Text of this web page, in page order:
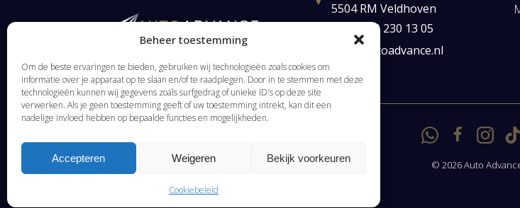
Beheer toestemming
Om de beste ervaringen te bieden, gebruiken wij technologieën zoals cookies om
informatie over je apparaat op te slaan en/of te raadplegen. Door in te stemmen met deze
technologieën kunnen wij gegevens zoals surfgedrag of unieke ID's op deze site
verwerken. Als je geen toestemming geeft of uw toestemming intrekt, kan dit een
nadelige invloed hebben op bepaalde functies en mogelijkheden.
Accepteren Weigeren Bekijk voorkeuren
Cookiebeleid
deze inhoud in te
5504 RM Veldhoven
+31(0) 40 230 13 05
mail@autoadvance.nl
© 2026 Auto